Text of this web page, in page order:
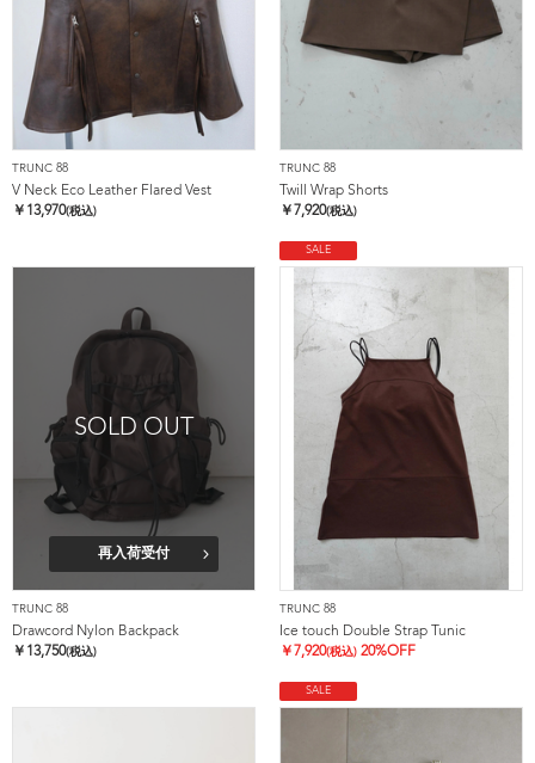
TRUNC 88
V Neck Eco Leather Flared Vest
￥ 13,970(税込)
TRUNC 88
Twill Wrap Shorts
￥ 7,920(税込)
SOLD OUT
再入荷受付
TRUNC 88
Drawcord Nylon Backpack
￥ 13,750(税込)
SALE
TRUNC 88
Ice touch Double Strap Tunic
￥ 7,920(税込) 20%OFF
SALE